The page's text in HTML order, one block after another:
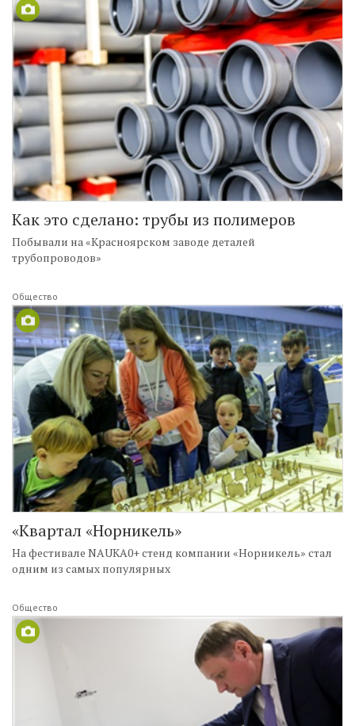
Как это сделано: трубы из полимеров
Побывали на «Красноярском заводе деталей
трубопроводов»
Общество
«Квартал «Норникель»
На фестивале NAUKA0+ стенд компании «Норникель» стал
одним из самых популярных
Общество